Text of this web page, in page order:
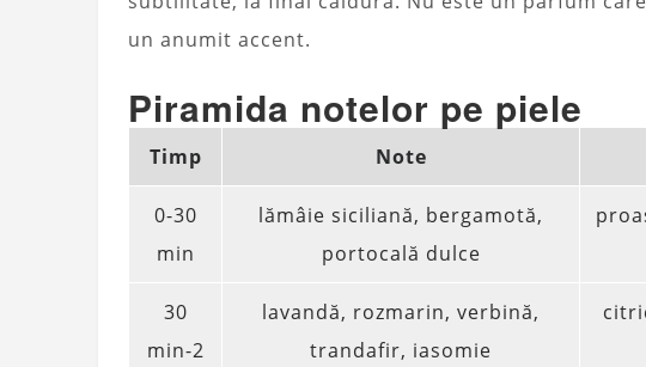
un anumit accent.
Piramida notelor pe piele
Timp Note
0-30
min
lămâie siciliană, bergamotă,
portocală dulce
30
min-2
lavandă, rozmarin, verbină,
trandafir, iasomie